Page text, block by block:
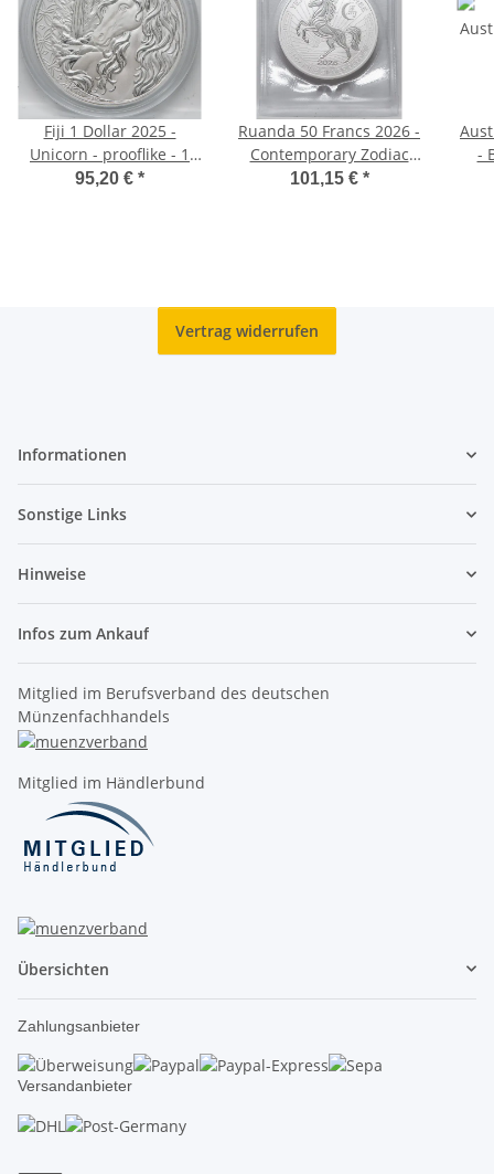
Fiji 1 Dollar 2025 -
Unicorn - prooflike - 1
Unze Silber
95,20 € *
Ruanda 50 Francs 2026 -
Contemporary Zodiac
Legacy - Year of the
101,15 € *
-
Vertrag widerrufen
Informationen
Sonstige Links
Hinweise
Infos zum Ankauf
Mitglied im Berufsverband des deutschen
Münzenfachhandels
Mitglied im Händlerbund
Übersichten
Zahlungsanbieter
Versandanbieter